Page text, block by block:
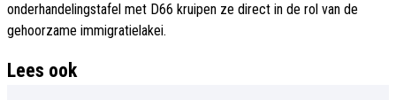
onderhandelingstafel met D66 kruipen ze direct in de rol van de
gehoorzame immigratielakei.
Lees ook